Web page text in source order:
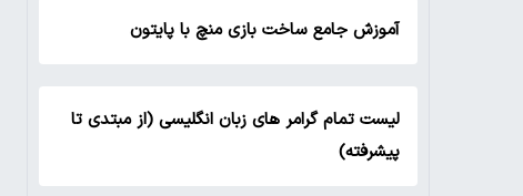
آموزش جامع ساخت بازی منچ با پایتون
لیست تمام گرامر های زبان انگلیسی (از مبتدی تا
پیشرفته)